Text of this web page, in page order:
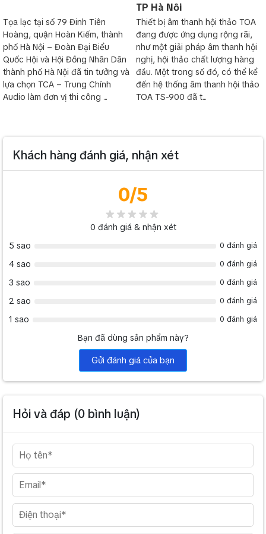
Tọa lạc tại số 79 Đinh Tiên
Hoàng, quận Hoàn Kiếm, thành
phố Hà Nội – Đoàn Đại Biểu
Quốc Hội và Hội Đồng Nhân Dân
thành phố Hà Nội đã tin tưởng và
lựa chọn TCA – Trung Chính
Audio làm đơn vị thi công ...
TP Hà Nội
Thiết bị âm thanh hội thảo TOA
đang được ứng dụng rộng rãi,
như một giải pháp âm thanh hội
nghị, hội thảo chất lượng hàng
đầu. Một trong số đó, có thể kể
đến hệ thống âm thanh hội thảo
TOA TS-900 đã t...
Khách hàng đánh giá, nhận xét
0/5
0 đánh giá & nhận xét
5 sao
0 đánh giá
4 sao 0 đánh giá
3 sao 0 đánh giá
2 sao 0 đánh giá
1 sao 0 đánh giá
Bạn đã dùng sản phẩm này?
Gửi đánh giá của bạn
Hỏi và đáp (0 bình luận)